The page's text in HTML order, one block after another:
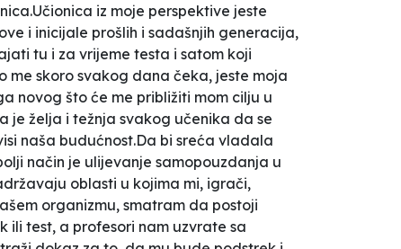
iz moje perspektive jeste
i inicijale prošlih i sadašnjih generacija,
tu i za vrijeme testa i satom koji
me skoro svakog dana čeka, jeste moja
novog što će me približiti mom cilju u
je želja i težnja svakog učenika da se
naša budućnost.Da bi sreća vladala
način je ulijevanje samopouzdanja u
oblasti u kojima mi, igrači,
organizmu, smatram da postoji
ili test, a profesori nam uzvrate sa